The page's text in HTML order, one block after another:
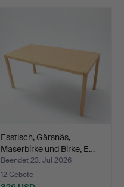
Esstisch, Gärsnäs,
Maserbirke und Birke, E…
Beendet 23. Jul 2026
12 Gebote